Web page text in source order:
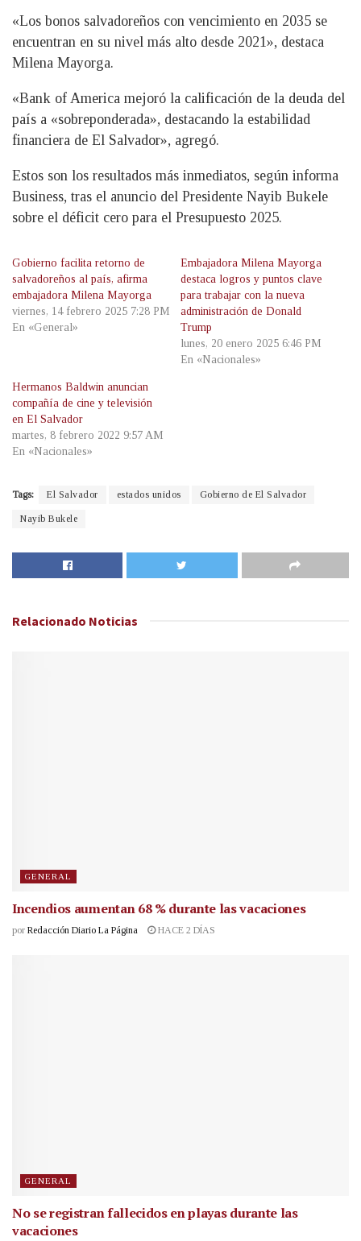
«Los bonos salvadoreños con vencimiento en 2035 se
encuentran en su nivel más alto desde 2021», destaca
Milena Mayorga.
«Bank of America mejoró la calificación de la deuda del
país a «sobreponderada», destacando la estabilidad
financiera de El Salvador», agregó.
Estos son los resultados más inmediatos, según informa
Business, tras el anuncio del Presidente Nayib Bukele
sobre el déficit cero para el Presupuesto 2025.
Gobierno facilita retorno de
salvadoreños al país, afirma
embajadora Milena Mayorga
viernes, 14 febrero 2025 7:28 PM
En «General»
Embajadora Milena Mayorga
destaca logros y puntos clave
para trabajar con la nueva
administración de Donald
Trump
lunes, 20 enero 2025 6:46 PM
En «Nacionales»
Hermanos Baldwin anuncian
compañía de cine y televisión
en El Salvador
martes, 8 febrero 2022 9:57 AM
En «Nacionales»
Tags: El Salvador estados unidos Gobierno de El Salvador
Nayib Bukele
Relacionado Noticias
GENERAL
Incendios aumentan 68 % durante las vacaciones
por Redacción Diario La Página HACE 2 DÍAS
GENERAL
No se registran fallecidos en playas durante las
vacaciones